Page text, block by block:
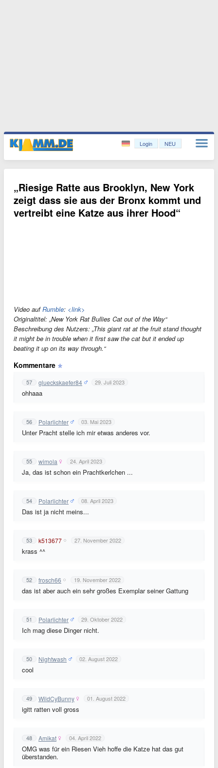
Login NEU
„Riesige Ratte aus Brooklyn, New York
zeigt dass sie aus der Bronx kommt und
vertreibt eine Katze aus ihrer Hood“
Video aufRumble: <link>
Originaltitel: „New York Rat Bullies Cat out of the Way“
Beschreibung des Nutzers: „This giant rat at the fruit stand thought
it might be in trouble when it first saw the cat but it ended up
beating it up on its way through.“
Kommentare
57 glueckskaefer84 29. Juli 2023
ohhaaa
56 Polarlichter 03. Mai 2023
Unter Pracht stelle ich mir etwas anderes vor.
55 wimola 24. April 2023
Ja, das ist schon ein Prachtkerlchen ...
54 Polarlichter 08. April 2023
Das ist ja nicht meins...
53 k513677 27. November 2022
krass ^^
52 frosch66 19. November 2022
das ist aber auch ein sehr großes Exemplar seiner Gattung
51 Polarlichter 29. Oktober 2022
Ich mag diese Dinger nicht.
50 Nightwash 02. August 2022
cool
49 WildCyBunny 01. August 2022
igitt ratten voll gross
48 Amikat 04. April 2022
OMG was für ein Riesen Vieh hoffe die Katze hat das gut
überstanden.